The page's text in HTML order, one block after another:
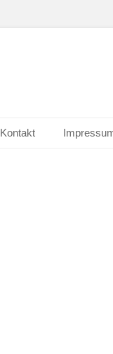
Kontakt